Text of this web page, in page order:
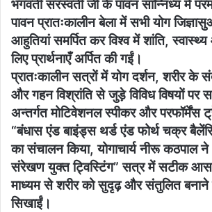
भगवती सरस्वती जी के पावन सान्निध्य में
पावन प्रातःकालीन बेला में सभी योग
आहुतियां समर्पित कर विश्व में शांति,
लिए प्रार्थनाएँ अर्पित की गईं।
प्रातःकालीन सत्रों में योग दर्शन, शरीर के
और गहन विश्रांति से जुड़े विविध विषयों पर
अन्तर्गत मोटिवेशनल स्पीकर और परफॉर्मेंस
“बंधास एंड बाइंड्स थर्ड एंड फोर्थ चक्र
का संचालन किया, योगाचार्य नीरू कठपाल
संरेखण युक्त ट्विस्टिंग” सत्र में सटीक
माध्यम से शरीर को सुदृढ़ और संतुलित
सिखाईं।